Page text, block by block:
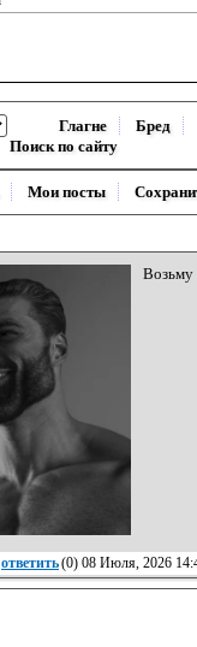
Глагне Бред
Поиск по сайту
Мои посты
Возьму
ответить(0) 08 Июля, 2026